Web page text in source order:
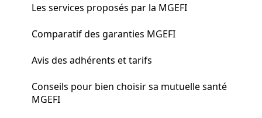
Les services proposés par la MGEFI
Comparatif des garanties MGEFI
Avis des adhérents et tarifs
Conseils pour bien choisir sa mutuelle santé
MGEFI